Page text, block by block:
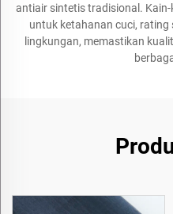
antiair sintetis tradisional.
untuk ketahanan cuci,
lingkungan, memastikan